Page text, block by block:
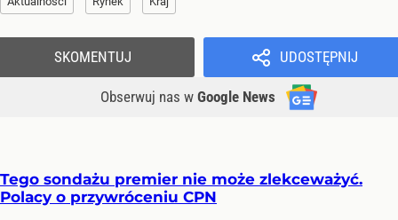
UDOSTĘPNIJ
Obserwuj nas w Google News
SKOMENTUJ
Tego sondażu premier nie może zlekceważyć.
Polacy o przywróceniu CPN